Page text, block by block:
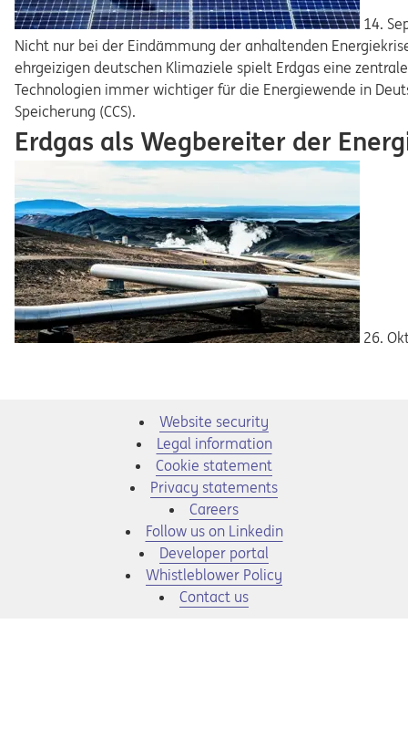
14.
Nicht nur bei der Eindämmung der anhaltenden
ehrgeizigen deutschen Klimaziele spielt Erdgas eine
Technologien immer wichtiger für die Energiewende in
Speicherung (CCS).
Erdgas als Wegbereiter der
26.
Website security
Legal information
Cookie statement
Privacy statements
Opens in a new tab
Careers
Opens in a new tab
Follow us on Linkedin
Opens in a new tab
Developer portal
Opens in a new tab
Whistleblower Policy
Contact us